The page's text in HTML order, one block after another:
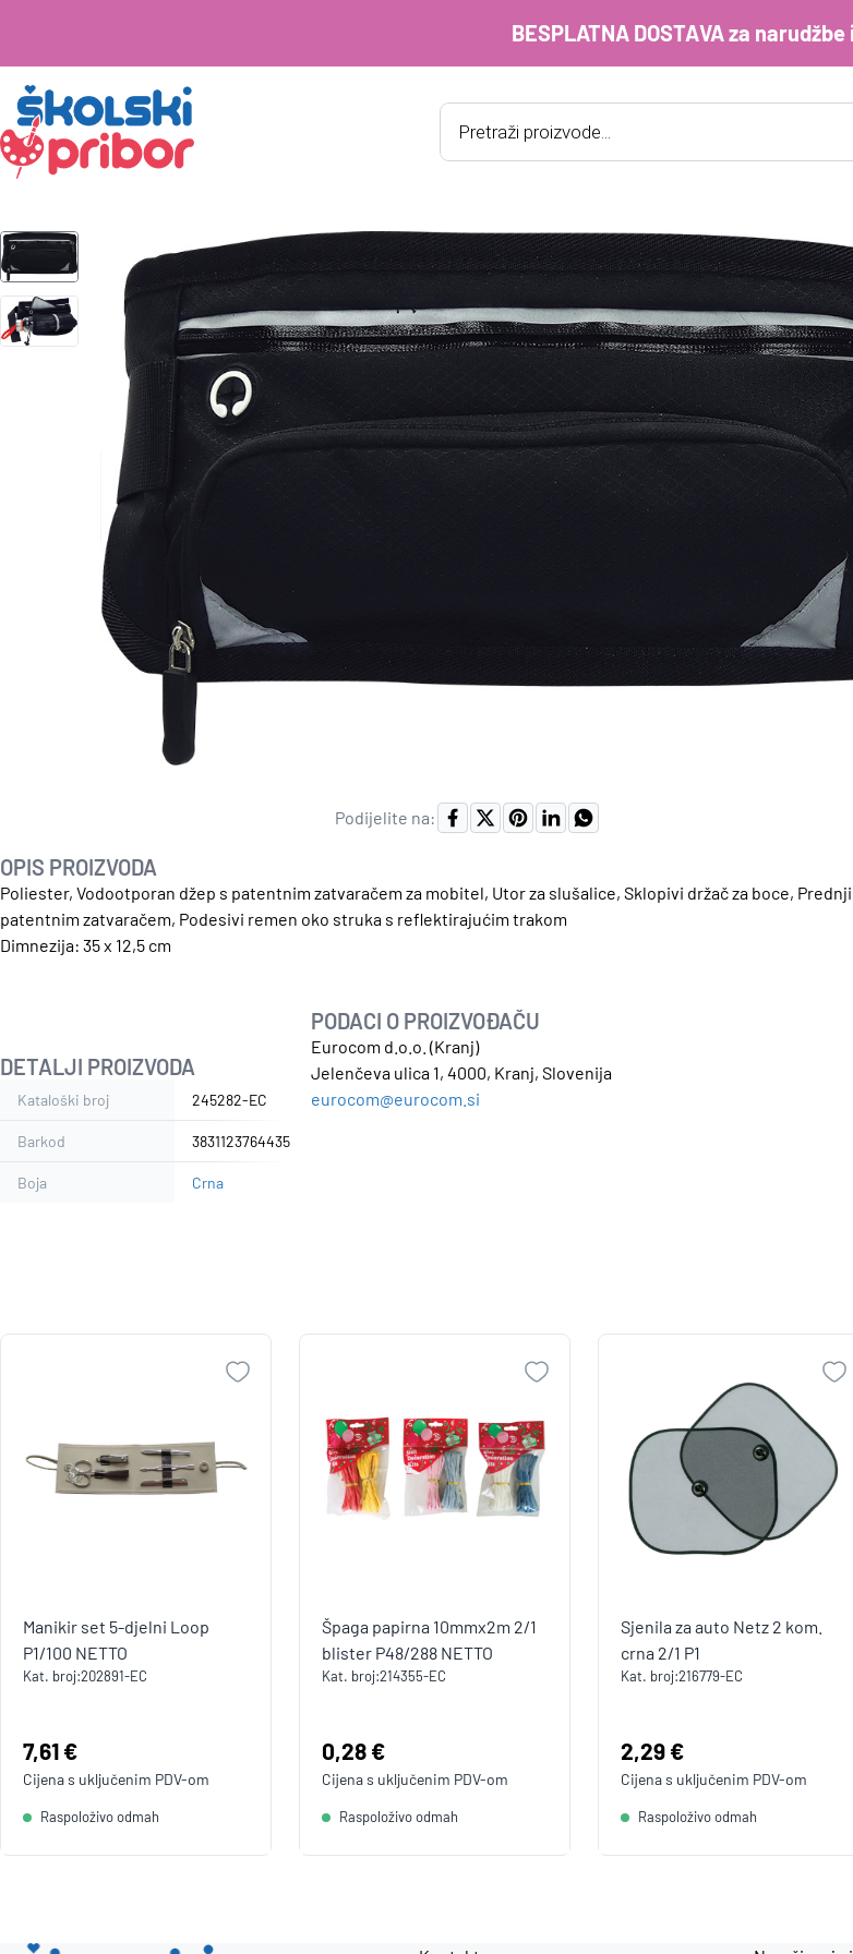
BESPLATNA DOSTAVA za
Products
search
Podijelite na:
OPIS PROIZVODA
Poliester, Vodootporan džep s patentnim zatvaračem za mobitel, Utor za slušalice, Sklopivi držač za boce,
patentnim zatvaračem, Podesivi remen oko struka s reflektirajućim trakom
Dimnezija: 35 x 12,5 cm
DETALJI PROIZVODA
Kataloški broj 245282-EC
Barkod 3831123764435
Boja Crna
PODACI O PROIZVOĐAČU
Eurocom d.o.o. (Kranj)
Jelenčeva ulica 1, 4000, Kranj, Slovenija
eurocom@eurocom.si
Manikir set 5-djelni Loop
P1/100 NETTO
Kat. broj:202891-EC
Cijena:
7,61 €
Cijena s uključenim PDV-om
Raspoloživo odmah
Špaga papirna 10mmx2m 2/1
blister P48/288 NETTO
Kat. broj:214355-EC
Cijena:
0,28 €
Cijena s uključenim PDV-om
Raspoloživo odmah
Sjenila za auto Netz 2 kom.
crna 2/1 P1
Kat. broj:216779-EC
Cijena:
2,29 €
Cijena s uključenim PDV-om
Raspoloživo odmah